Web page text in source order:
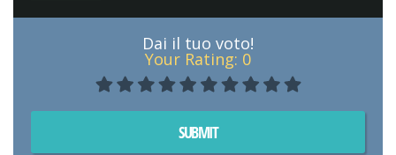
Dai il tuo voto!
Your Rating: 0
SUBMIT